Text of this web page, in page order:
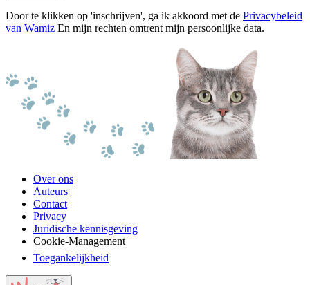
Door te klikken op 'inschrijven', ga ik akkoord met de Privacybeleid
van Wamiz En mijn rechten omtrent mijn persoonlijke data.
Over ons
Auteurs
Contact
Privacy
Juridische kennisgeving
Cookie-Management
Toegankelijkheid